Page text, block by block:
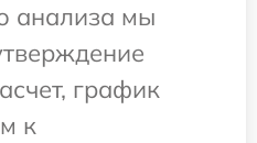
анализа мы
график
к